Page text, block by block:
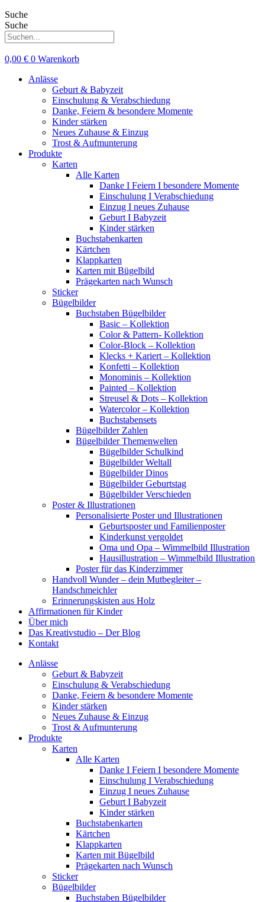
Suche
Suche
0,00 € 0 Warenkorb
Anlässe
Geburt & Babyzeit
Einschulung & Verabschiedung
Danke, Feiern & besondere Momente
Kinder stärken
Neues Zuhause & Einzug
Trost & Aufmunterung
Produkte
Karten
Alle Karten
Danke I Feiern I besondere Momente
Einschulung I Verabschiedung
Einzug I neues Zuhause
Geburt I Babyzeit
Kinder stärken
Buchstabenkarten
Kärtchen
Klappkarten
Karten mit Bügelbild
Prägekarten nach Wunsch
Sticker
Bügelbilder
Buchstaben Bügelbilder
Basic – Kollektion
Color & Pattern- Kollektion
Color-Block – Kollektion
Klecks + Kariert – Kollektion
Konfetti – Kollektion
Monominis – Kollektion
Painted – Kollektion
Streusel & Dots – Kollektion
Watercolor – Kollektion
Buchstabensets
Bügelbilder Zahlen
Bügelbilder Themenwelten
Bügelbilder Schulkind
Bügelbilder Weltall
Bügelbilder Dinos
Bügelbilder Geburtstag
Bügelbilder Verschieden
Poster & Illustrationen
Personalisierte Poster und Illustrationen
Geburtsposter und Familienposter
Kinderkunst vergoldet
Oma und Opa – Wimmelbild Illustration
Hausillustration – Wimmelbild Illustration
Poster für das Kinderzimmer
Handvoll Wunder – dein Mutbegleiter –
Handschmeichler
Erinnerungskisten aus Holz
Affirmationen für Kinder
Über mich
Das Kreativstudio – Der Blog
Kontakt
Anlässe
Geburt & Babyzeit
Einschulung & Verabschiedung
Danke, Feiern & besondere Momente
Kinder stärken
Neues Zuhause & Einzug
Trost & Aufmunterung
Produkte
Karten
Alle Karten
Danke I Feiern I besondere Momente
Einschulung I Verabschiedung
Einzug I neues Zuhause
Geburt I Babyzeit
Kinder stärken
Buchstabenkarten
Kärtchen
Klappkarten
Karten mit Bügelbild
Prägekarten nach Wunsch
Sticker
Bügelbilder
Buchstaben Bügelbilder